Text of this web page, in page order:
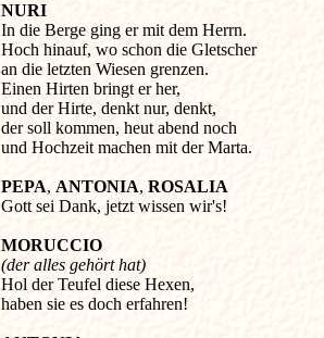
NURI
In die Berge ging er mit dem Herrn.
Hoch hinauf, wo schon die Gletscher
an die letzten Wiesen grenzen.
Einen Hirten bringt er her,
und der Hirte, denkt nur, denkt,
der soll kommen, heut abend noch
und Hochzeit machen mit der Marta.
PEPA, ANTONIA, ROSALIA
MORUCCIO
(der alles gehört hat)
Hol der Teufel diese Hexen,
haben sie es doch erfahren!